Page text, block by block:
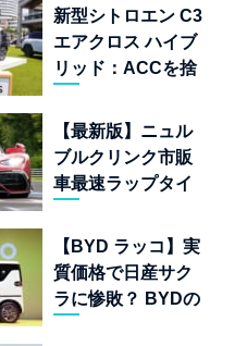
新型シトロエン C3
エアクロス ハイブ
リッド：ACCを捨
毯」を手に入れた
フランスの異端児
【最新版】ニュル
ブルクリンク市販
車最速ラップタイ
22台を一挙公開
【BYD ラッコ】実
質価格で日産サク
ラに惨敗？ BYDの